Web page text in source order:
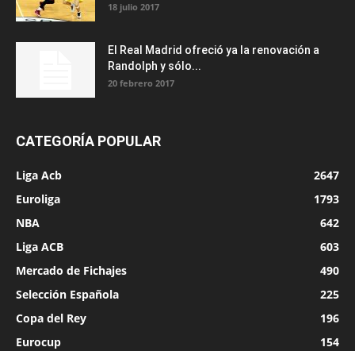
18 julio 2017
El Real Madrid ofreció ya la renovación a
Randolph y sólo...
20 febrero 2017
CATEGORÍA POPULAR
Liga Acb
2647
Euroliga
1793
NBA
642
Liga ACB
603
Mercado de Fichajes
490
Selección Española
225
Copa del Rey
196
Eurocup
154